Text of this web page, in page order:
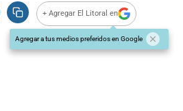
+ Agregar El Litoral en
Agregar a tus medios preferidos en Google